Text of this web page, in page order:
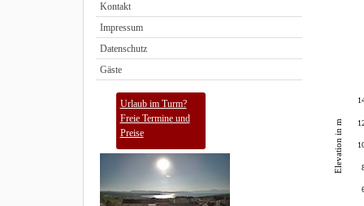
Kontakt
Impressum
Datenschutz
Gäste
Urlaub im Turm?
Freie Termine und
Preise
Elevation in m